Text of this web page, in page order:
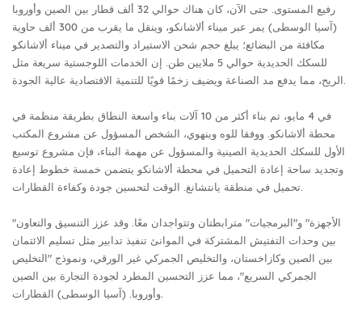
رفيع المستوى. حتى الآن، كان هناك حوالي 32 ألف قطار بين الصين وأوروبا
(آسيا الوسطى) يمر عبر ميناء ألاشانكو، وينقل ما يقرب من 300 ألف حاوية
مكافئة من البضائع؛ يبلغ حجم شحن الاستيراد والتصدير في ميناء ألاشانكو
للسكك الحديدية حوالي 5 ملايين طن. إن الخدمات اللوجستية سريعة مثل
في 4 مايو، تم بناء أكثر من 10 آلات بناء واسعة النطاق بطريقة منظمة في
محطة ألاشانكو. ووفقا للوه وينهوي، الشخص المسؤول عن مشروع المكتب
الأول للسكك الحديدية الصينية والمسؤول عن مهمة البناء، فإن مشروع توسيع
وتجديد ساحة إعادة التحميل في محطة ألاشانكو يتضمن خمسة خطوط إعادة
"الأجهزة" و"البرمجيات" مترابطتان وتتواجدان معًا. وقد عزز التنسيق والتعاون
بين وحدات التفتيش المشتركة في الموانئ تنفيذ تدابير مثل تسليم الائتمان
بين الصين وكازاخستان، والتخليص الجمركي غير الورقي، ونموذج "التخليص
الجمركي السريع"، مما عزز التحسين المطرد لجودة التجارة بين الصين